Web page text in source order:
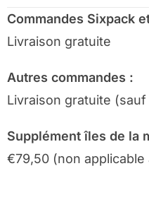
Commandes Sixpack
Livraison gratuite
Autres commandes :
Livraison gratuite
Supplément îles de la
€79,50 (non